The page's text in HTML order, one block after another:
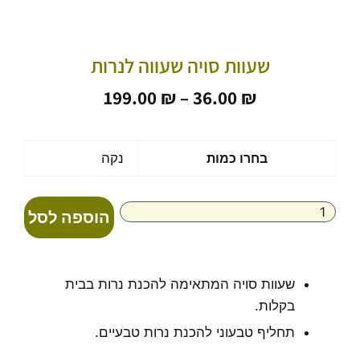
שעוות סויה שעווה לנרות
36.00 ₪
–
199.00 ₪
עד בחרו כמות נקה
סויה
שעווה
הוספה לסל
שעוות סויה המתאימה להכנת נרות בבית
בקלות.
תחליף טבעוני להכנת נרות טבעיים.